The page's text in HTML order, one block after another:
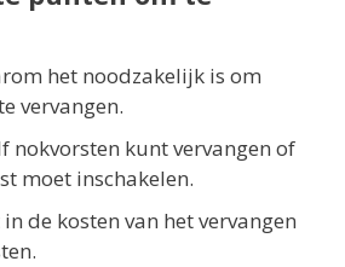
het noodzakelijk is om
vervangen.
nokvorsten kunt vervangen of
moet inschakelen.
de kosten van het vervangen